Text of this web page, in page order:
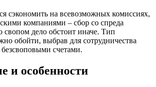
сэкономить на всевозможных комиссиях,
компаниями – сбор со спреда
свопом дело обстоит иначе. Тип
обойти, выбрав для сотрудничества
счетами.
и особенности